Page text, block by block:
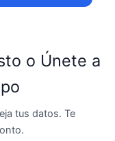
o Únete a
tus datos. Te